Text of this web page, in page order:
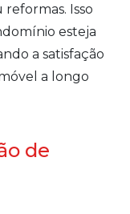
Isso
esteja
a satisfação
a longo
de